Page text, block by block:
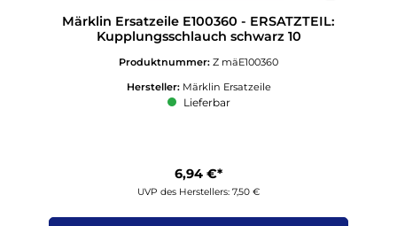
Märklin Ersatzeile E100360 - ERSATZTEIL:
Kupplungsschlauch schwarz 10
Produktnummer: Z mäE100360
Hersteller: Märklin Ersatzeile
Lieferbar
6,94 €*
UVP des Herstellers: 7,50 €